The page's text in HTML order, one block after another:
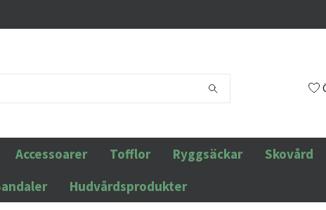
Accessoarer Tofflor Ryggsäckar Skovård
Hudvårdsprodukter